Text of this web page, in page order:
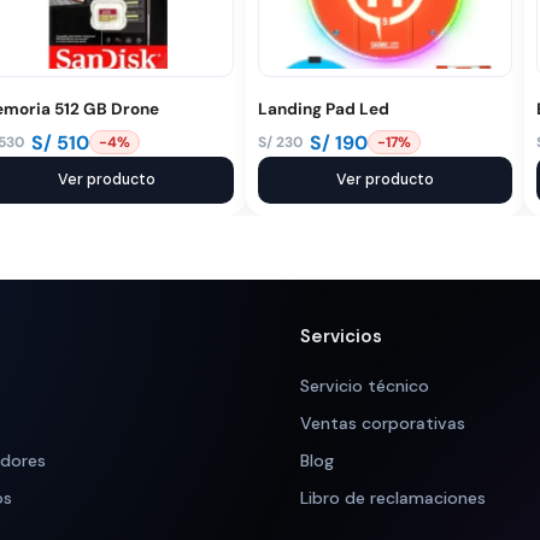
512 GB Drone
530 S/ 510 -4%
Ver producto
Landing Pad Led
S/230
El
original
S/190
El
actual
-17%
Ver producto
Servicios
Servicio técnico
Ventas corporativas
Blog
Libro de reclamaciones